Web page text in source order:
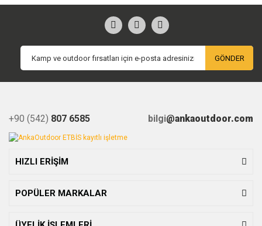
GÖNDER
+90 (542) 807 6585 bilgi@ankaoutdoor.com
HIZLI ERİŞİM
POPÜLER MARKALAR